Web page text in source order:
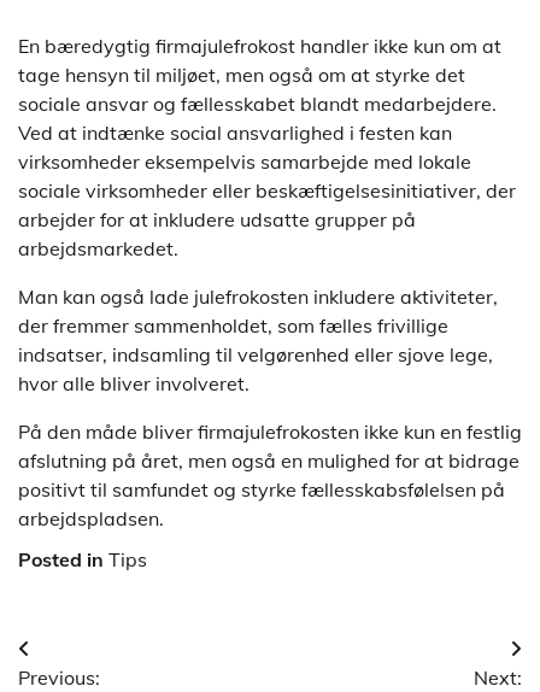
En bæredygtig firmajulefrokost handler ikke kun om at
tage hensyn til miljøet, men også om at styrke det
sociale ansvar og fællesskabet blandt medarbejdere.
Ved at indtænke social ansvarlighed i festen kan
virksomheder eksempelvis samarbejde med lokale
sociale virksomheder eller beskæftigelsesinitiativer, der
arbejder for at inkludere udsatte grupper på
arbejdsmarkedet.
Man kan også lade julefrokosten inkludere aktiviteter,
der fremmer sammenholdet, som fælles frivillige
indsatser, indsamling til velgørenhed eller sjove lege,
hvor alle bliver involveret.
På den måde bliver firmajulefrokosten ikke kun en festlig
afslutning på året, men også en mulighed for at bidrage
positivt til samfundet og styrke fællesskabsfølelsen på
arbejdspladsen.
Posted in Tips
Indlægsnavigation
Previous:
Next: